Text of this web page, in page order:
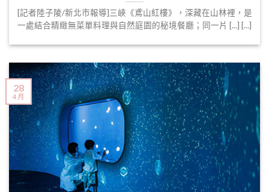
[記者陸子陵/新北市報導]三峽《鳶山紅樓》，深藏在山林裡，是
一處結合精緻無菜單料理與自然庭園的秘境餐廳；同一片 [...] [...]
28
4 月